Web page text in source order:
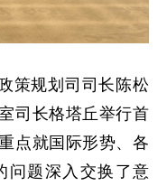
策规划司司长陈松
司长格塔丘举行首
点就国际形势、各
问题深入交换了意